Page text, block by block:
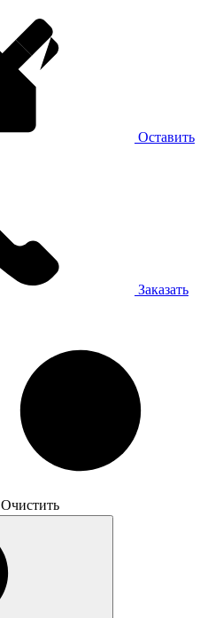
Оставить
Заказать
Очистить